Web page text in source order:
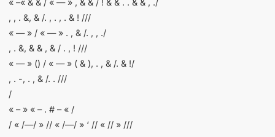
, , . &, & /. , . , . & ! ///
« — » / « — » . , & /. , , ./
, . &, & & , & / . , ! ///
« — » () / « — » ( & ), . , & /. & !/
, . -, . , & /. . ///
/
« – » « – . # – « /
/ « /—/ » // « /—/ » ‘ // « // » ///